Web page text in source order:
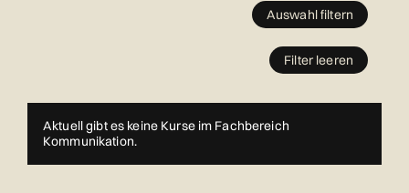
Auswahl filtern
Filter leeren
Aktuell gibt es keine Kurse im Fachbereich
Kommunikation.